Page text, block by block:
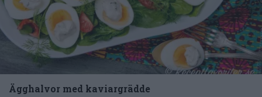
Ägghalvor med kaviargrädde